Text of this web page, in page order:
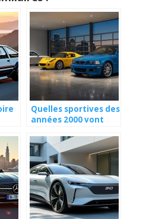
Quelles sportives des
années 2000 vont